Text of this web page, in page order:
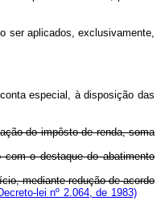
ser aplicados, exclusivamente,
especial, à disposição das
do impôsto de renda, soma
o destaque do abatimento
mediante redução de acordo
lei nº 2.064, de 1983)